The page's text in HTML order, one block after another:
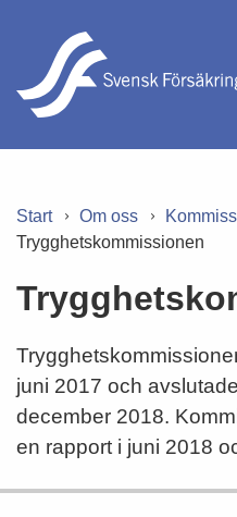
Start Om oss
Trygghetskommissionen
juni 2017 och
december 2018.
en rapport i juni 2018